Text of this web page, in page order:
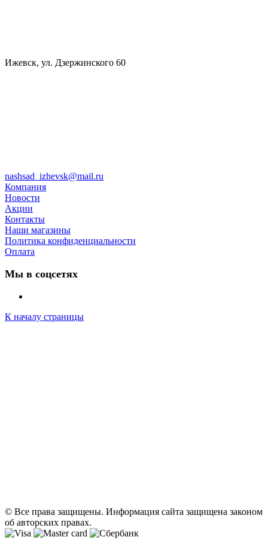
Ижевск, ул. Дзержинского 60
nashsad_izhevsk@mail.ru
Компания
Новости
Акции
Контакты
Наши магазины
Политика конфиденциальности
Оплата
Мы в соцсетях
К началу страницы
© Все права защищены. Информация сайта защищена законом
об авторских правах.